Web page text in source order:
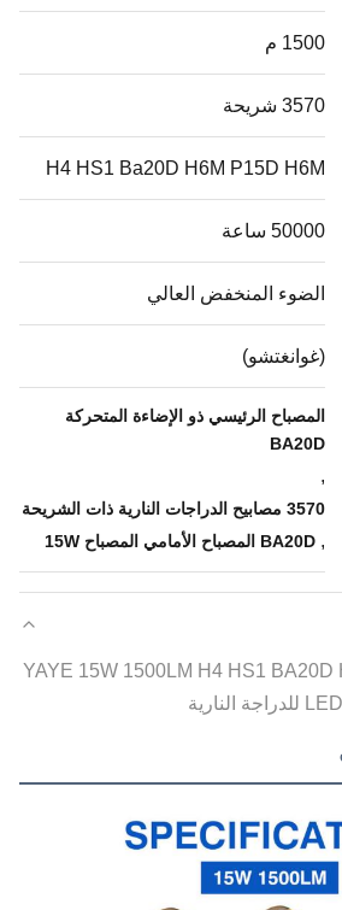
1500 م
3570 شريحة
H4 HS1 Ba20D H6M P15D H6M
50000 ساعة
الضوء المنخفض العالي
(غوانغتشو)
المصباح الرئيسي ذو الإضاءة المتحركة
BA20D
,
3570 مصابيح الدراجات النارية ذات الشريحة
, BA20D المصباح الأمامي المصباح 15W
YAYE 15W 1500LM H4 HS1 BA20D